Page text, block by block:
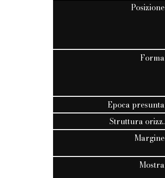
Posizione
Forma
Epoca presunta
Struttura orizz.
Margine
Mostra